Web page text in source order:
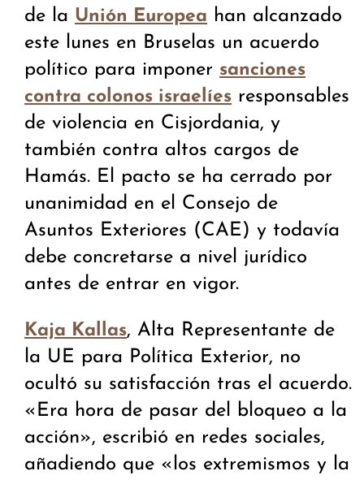
de la Unión Europea han alcanzado
este lunes en Bruselas un acuerdo
político para imponer sanciones
contra colonos israelíes responsables
de violencia en Cisjordania, y
también contra altos cargos de
Hamás. El pacto se ha cerrado por
unanimidad en el Consejo de
Asuntos Exteriores (CAE) y todavía
debe concretarse a nivel jurídico
antes de entrar en vigor.
Kaja Kallas, Alta Representante de
la UE para Política Exterior, no
ocultó su satisfacción tras el acuerdo.
«Era hora de pasar del bloqueo a la
acción», escribió en redes sociales,
añadiendo que «los extremismos y la